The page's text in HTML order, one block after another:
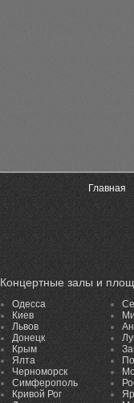
Главная
Концертные залы и
Одесса
Киев
Львов
Донецк
Крым
Ялта
Черноморск
Симферополь
Кривой Рог